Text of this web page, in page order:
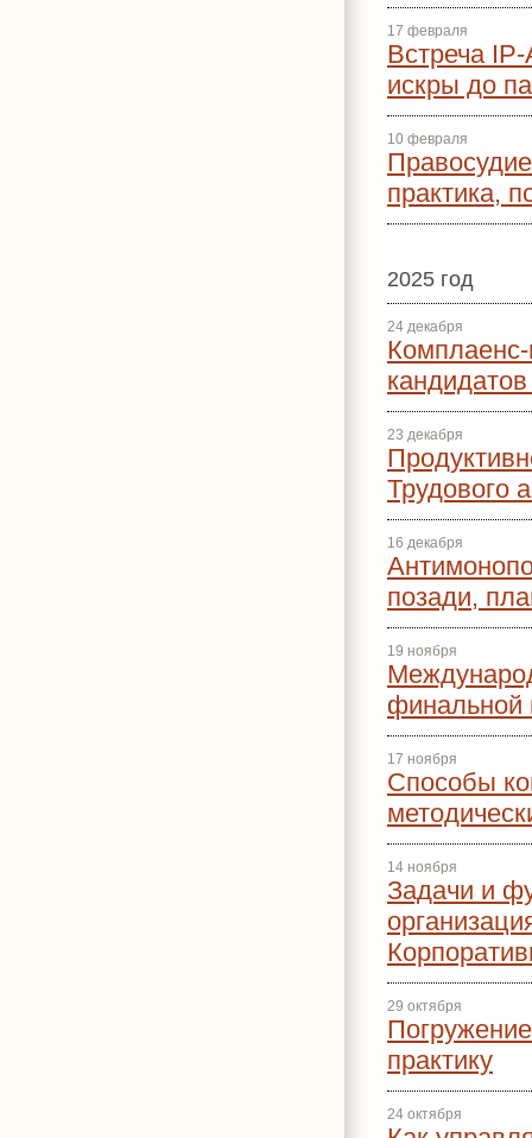
17 февраля
Встреча
искры до
10 февраля
практика,
2025 год
24 декабря
23 декабря
Трудового
16 декабря
позади,
19 ноября
финальной
17 ноября
Способы
14 ноября
Задачи и
29 октября
практику
24 октября